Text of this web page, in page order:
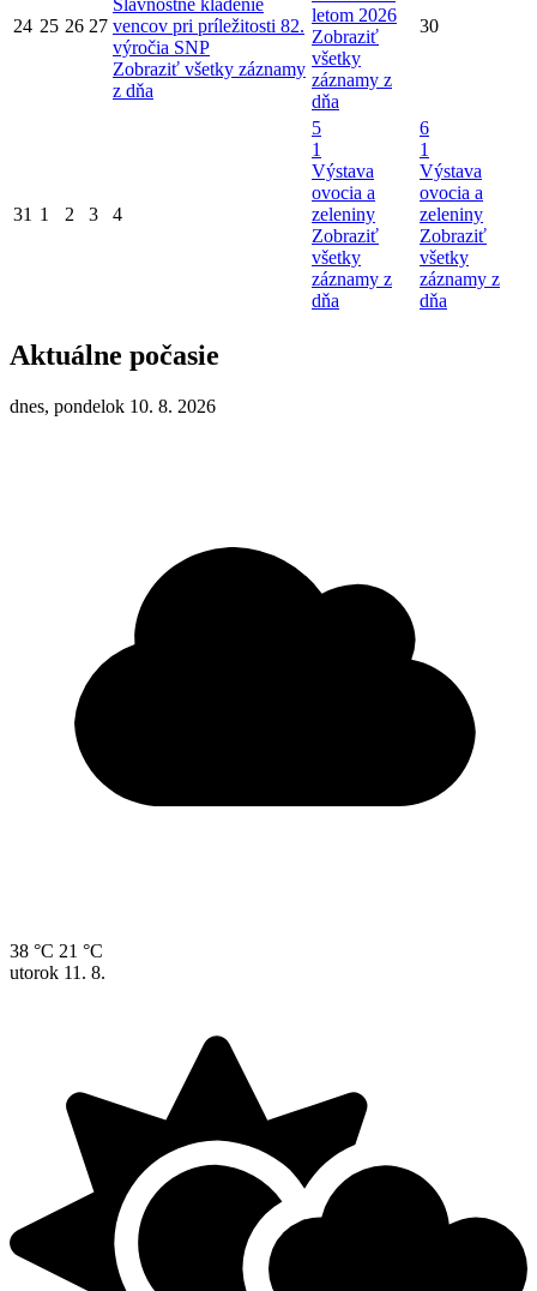
24 25 26 27
Slávnostné kladenie
vencov pri príležitosti 82.
výročia SNP
Zobraziť všetky záznamy
z dňa
letom 2026
Zobraziť
všetky
záznamy z
dňa
30
31 1 2 3 4
5
1
Výstava
ovocia a
zeleniny
Zobraziť
všetky
záznamy z
dňa
6
1
Výstava
ovocia a
zeleniny
Zobraziť
všetky
záznamy z
dňa
Aktuálne počasie
dnes, pondelok 10. 8. 2026
38 °C 21 °C
utorok 11. 8.